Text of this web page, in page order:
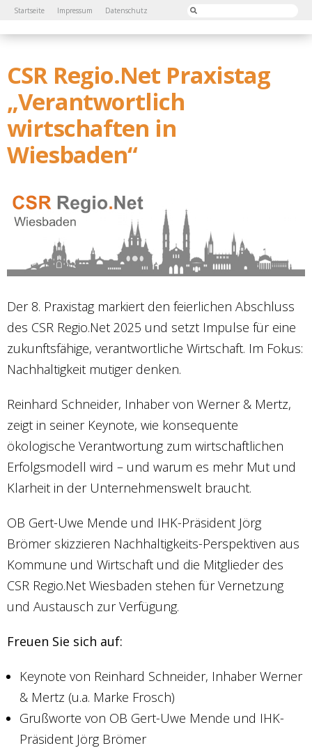
Startseite Impressum Datenschutz
CSR Regio.Net Praxistag
„Verantwortlich
wirtschaften in
Wiesbaden“
Der 8. Praxistag markiert den feierlichen Abschluss
des CSR Regio.Net 2025 und setzt Impulse für eine
zukunftsfähige, verantwortliche Wirtschaft. Im Fokus:
Nachhaltigkeit mutiger denken.
Reinhard Schneider, Inhaber von Werner & Mertz,
zeigt in seiner Keynote, wie konsequente
ökologische Verantwortung zum wirtschaftlichen
Erfolgsmodell wird – und warum es mehr Mut und
Klarheit in der Unternehmenswelt braucht.
OB Gert-Uwe Mende und IHK-Präsident Jörg
Brömer skizzieren Nachhaltigkeits-Perspektiven aus
Kommune und Wirtschaft und die Mitglieder des
CSR Regio.Net Wiesbaden stehen für Vernetzung
und Austausch zur Verfügung.
Freuen Sie sich auf:
Keynote von Reinhard Schneider, Inhaber Werner
& Mertz (u.a. Marke Frosch)
Grußworte von OB Gert-Uwe Mende und IHK-
Präsident Jörg Brömer